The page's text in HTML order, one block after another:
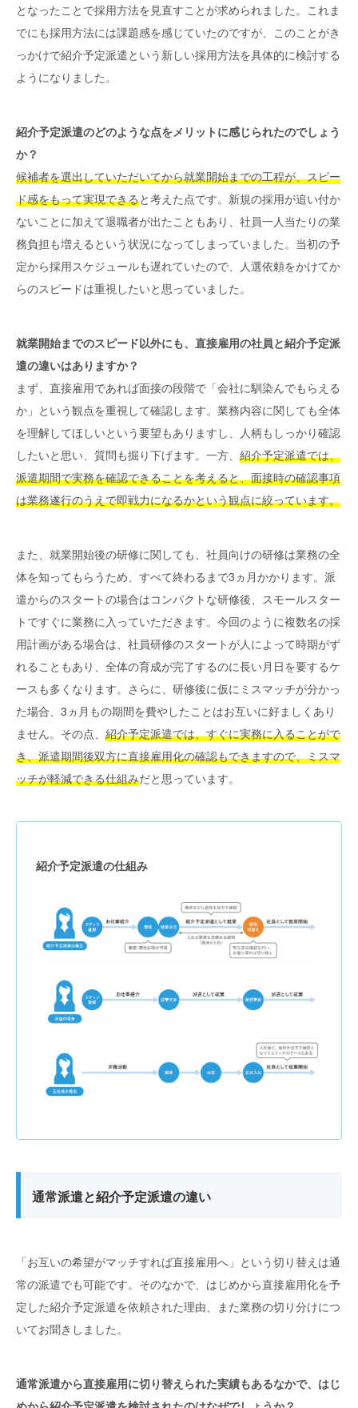
となったことで採用方法を見直すことが求められました。これま
でにも採用方法には課題感を感じていたのですが、このことがき
っかけで紹介予定派遣という新しい採用方法を具体的に検討する
ようになりました。
紹介予定派遣のどのような点をメリットに感じられたのでしょう
か？
候補者を選出していただいてから就業開始までの工程が、スピー
ド感をもって実現できると考えた点です。新規の採用が追い付か
ないことに加えて退職者が出たこともあり、社員一人当たりの業
務負担も増えるという状況になってしまっていました。当初の予
定から採用スケジュールも遅れていたので、人選依頼をかけてか
らのスピードは重視したいと思っていました。
就業開始までのスピード以外にも、直接雇用の社員と紹介予定派
遣の違いはありますか？
まず、直接雇用であれば面接の段階で「会社に馴染んでもらえる
か」という観点を重視して確認します。業務内容に関しても全体
を理解してほしいという要望もありますし、人柄もしっかり確認
したいと思い、質問も掘り下げます。一方、 紹介予定派遣では、
派遣期間で実務を確認できることを考えると、面接時の確認事項
は業務遂行のうえで即戦力になるかという観点に絞っています。
また、就業開始後の研修に関しても、社員向けの研修は業務の全
体を知ってもらうため、すべて終わるまで3ヵ月かかります。派
遣からのスタートの場合はコンパクトな研修後、スモールスター
トですぐに業務に入っていただきます。今回のように複数名の採
用計画がある場合は、社員研修のスタートが人によって時期がず
れることもあり、全体の育成が完了するのに長い月日を要するケ
ースも多くなります。さらに、研修後に仮にミスマッチが分かっ
た場合、3ヵ月もの期間を費やしたことはお互いに好ましくあり
ません。その点、 紹介予定派遣では、すぐに実務に入ることがで
き、派遣期間後双方に直接雇用化の確認もできますので、ミスマ
ッチが軽減できる仕組みだと思っています。
紹介予定派遣の仕組み
通常派遣と紹介予定派遣の違い
「お互いの希望がマッチすれば直接雇用へ」という切り替えは通
常の派遣でも可能です。そのなかで、はじめから直接雇用化を予
定した紹介予定派遣を依頼された理由、また業務の切り分けにつ
いてお聞きしました。
通常派遣から直接雇用に切り替えられた実績もあるなかで、はじ